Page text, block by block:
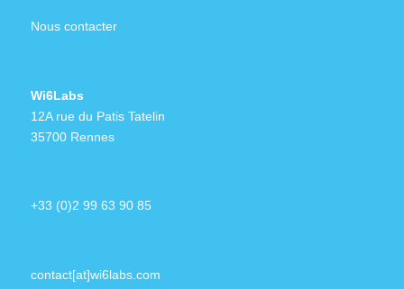
Nous contacter
Wi6Labs
12A rue du Patis Tatelin
35700 Rennes
+33 (0)2 99 63 90 85
contact[at]wi6labs.com